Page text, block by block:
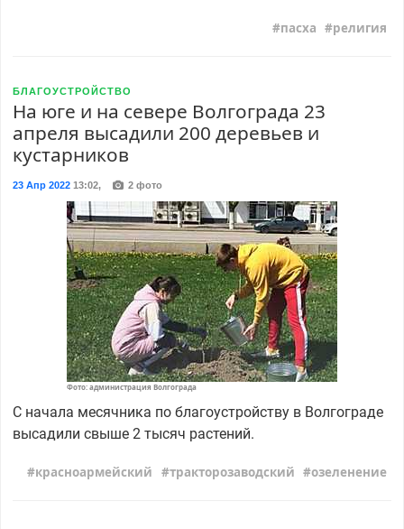
пасха религия
БЛАГОУСТРОЙСТВО
На юге и на севере Волгограда 23
апреля высадили 200 деревьев и
кустарников
23 Апр 202213:02, 2 фото
Фото: администрация Волгограда
С начала месячника по благоустройству в Волгограде
высадили свыше 2 тысяч растений.
красноармейский тракторозаводский озеленение